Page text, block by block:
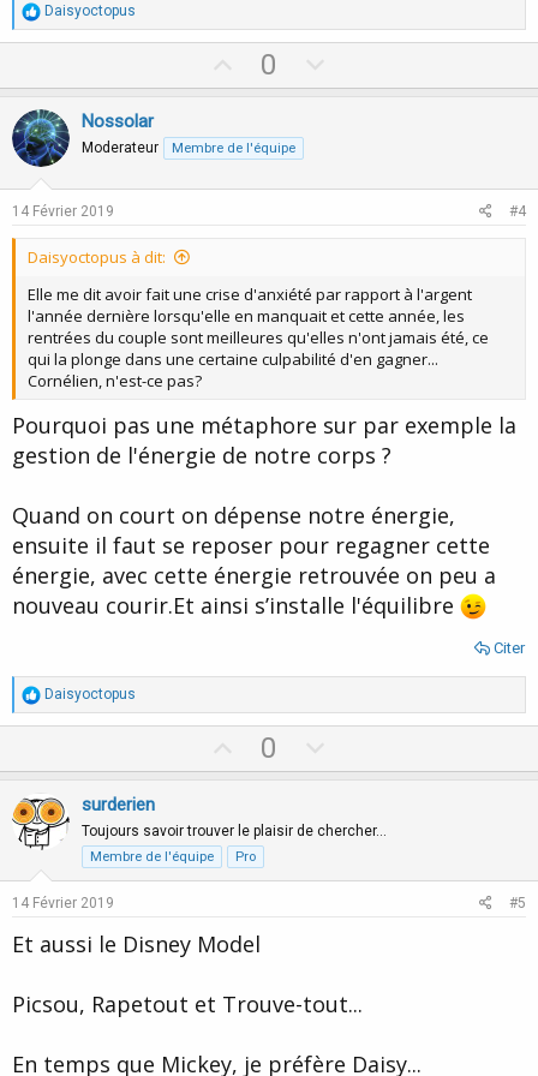
R
é
a
t
i
o
n
s
:
Daisyoctopus
p
o
0
o
Nossolar
Moderateur Membre de l'équipe
14 Février 2019 #4
Daisyoctopus à dit:
Elle me dit avoir fait une crise d'anxiété par rapport à l'argent
l'année dernière lorsqu'elle en manquait et cette année, les
rentrées du couple sont meilleures qu'elles n'ont jamais été, ce
qui la plonge dans une certaine culpabilité d'en gagner...
Cornélien, n'est-ce pas?
Pourquoi pas une métaphore sur par exemple la
gestion de l'énergie de notre corps ?
Quand on court on dépense notre énergie,
ensuite il faut se reposer pour regagner cette
énergie, avec cette énergie retrouvée on peu a
nouveau courir.Et ainsi s’installe l'équilibre
Citer
R
é
a
t
o
n
s
Daisyoctopus
p
o
t
e
0
o
n
o
surderien
Toujours savoir trouver le plaisir de chercher…
Membre de l'équipe Pro
14 Février 2019 #5
Et aussi le Disney Model
Picsou, Rapetout et Trouve-tout...
En temps que Mickey, je préfère Daisy...